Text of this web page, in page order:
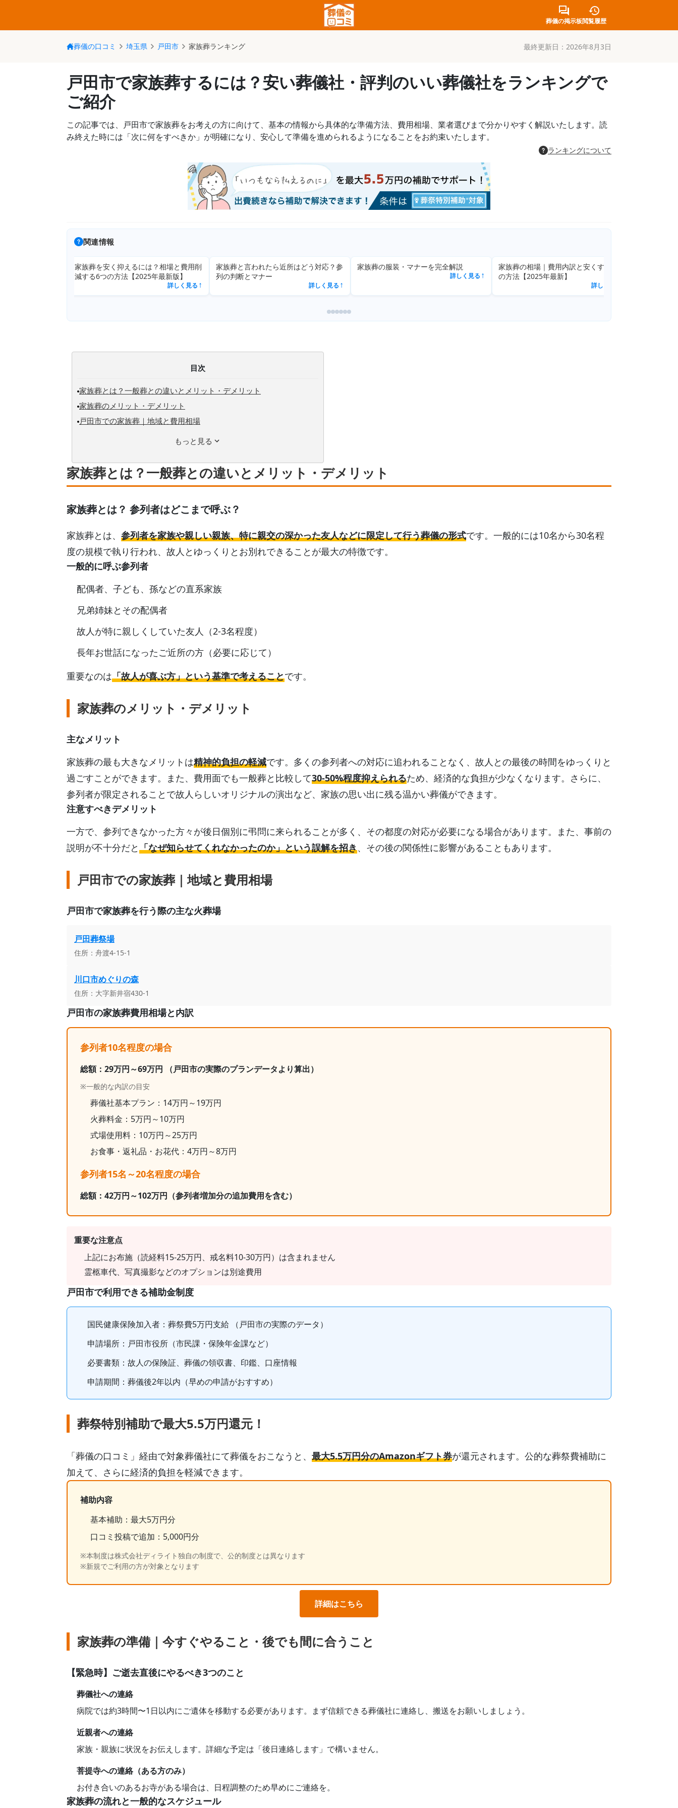
葬儀の掲示板閲覧履歴
葬儀の口コミ 埼玉県 戸田市 家族葬ランキング 最終更新日： 2026年8月3日
戸田市で家族葬するには？安い葬儀社・評判のいい葬儀社をランキングで
ご紹介
この記事では、戸田市で家族葬をお考えの方に向けて、基本の情報から具体的な準備方法、費用相場、業者選びまで分かりやすく解説いたします。読
み終えた時には「次に何をすべきか」が明確になり、安心して準備を進められるようになることをお約束いたします。
ランキングについて
関連情報
家族葬を安く抑えるには？相場と費用削
減する6つの方法【2025年最新版】
詳しく見る↗
家族葬と言われたら近所はどう対応？参
列の判断とマナー
詳しく見る↗
家族葬の服装・マナーを完全解説
詳しく見る↗
家族葬の相場｜費用内訳と安くする7つ
の方法【2025年最新】
詳しく見る
目次
家族葬とは？一般葬との違いとメリット・デメリット
家族葬のメリット・デメリット
戸田市での家族葬｜地域と費用相場
もっと見る
家族葬とは？一般葬との違いとメリット・デメリット
家族葬とは？ 参列者はどこまで呼ぶ？
家族葬とは、 参列者を家族や親しい親族、特に親交の深かった友人などに限定して行う葬儀の形式です。一般的には10名から30名程
度の規模で執り行われ、故人とゆっくりとお別れできることが最大の特徴です。
一般的に呼ぶ参列者
配偶者、子ども、孫などの直系家族
兄弟姉妹とその配偶者
故人が特に親しくしていた友人（2-3名程度）
長年お世話になったご近所の方（必要に応じて）
重要なのは「故人が喜ぶ方」という基準で考えることです。
家族葬のメリット・デメリット
主なメリット
家族葬の最も大きなメリットは精神的負担の軽減です。多くの参列者への対応に追われることなく、故人との最後の時間をゆっくりと
過ごすことができます。また、費用面でも一般葬と比較して30-50%程度抑えられるため、経済的な負担が少なくなります。さらに、
参列者が限定されることで故人らしいオリジナルの演出など、家族の思い出に残る温かい葬儀ができます。
注意すべきデメリット
一方で、参列できなかった方々が後日個別に弔問に来られることが多く、その都度の対応が必要になる場合があります。また、事前の
説明が不十分だと「なぜ知らせてくれなかったのか」という誤解を招き、その後の関係性に影響があることもあります。
戸田市での家族葬｜地域と費用相場
戸田市で家族葬を行う際の主な火葬場
戸田葬祭場
住所： 舟渡4-15-1
川口市めぐりの森
住所： 大字新井宿430-1
戸田市の家族葬費用相場と内訳
参列者10名程度の場合
総額： 29万円～69万円 （戸田市の実際のプランデータより算出）
※一般的な内訳の目安
葬儀社基本プラン： 14万円～19万円
火葬料金： 5万円～10万円
式場使用料：10万円～25万円
お食事・返礼品・お花代： 4万円～8万円
参列者15名～20名程度の場合
総額： 42万円～102万円 （参列者増加分の追加費用を含む）
重要な注意点
上記にお布施（読経料15-25万円、戒名料10-30万円）は含まれません
霊柩車代、写真撮影などのオプションは別途費用
戸田市で利用できる補助金制度
国民健康保険加入者 ：葬祭費5万円支給 （戸田市の実際のデータ）
申請場所： 戸田市役所（市民課・保険年金課など）
必要書類：故人の保険証、葬儀の領収書、印鑑、口座情報
申請期間： 葬儀後2年以内 （早めの申請がおすすめ）
葬祭特別補助で最大5.5万円還元！
「葬儀の口コミ」経由で対象葬儀社にて葬儀をおこなうと、 最大5.5万円分のAmazonギフト券が還元されます。公的な葬祭費補助に
加えて、さらに経済的負担を軽減できます。
補助内容
基本補助：最大5万円分
口コミ投稿で追加：5,000円分
※本制度は株式会社ディライト独自の制度で、公的制度とは異なります
※新規でご利用の方が対象となります
詳細はこちら
家族葬の準備｜今すぐやること・後でも間に合うこと
【緊急時】ご逝去直後にやるべき3つのこと
葬儀社への連絡
病院では約3時間〜1日以内にご遺体を移動する必要があります。まず信頼できる葬儀社に連絡し、搬送をお願いしましょう。
近親者への連絡
家族・親族に状況をお伝えします。詳細な予定は「後日連絡します」で構いません。
菩提寺への連絡（ある方のみ）
お付き合いのあるお寺がある場合は、日程調整のため早めにご連絡を。
家族葬の流れと一般的なスケジュール